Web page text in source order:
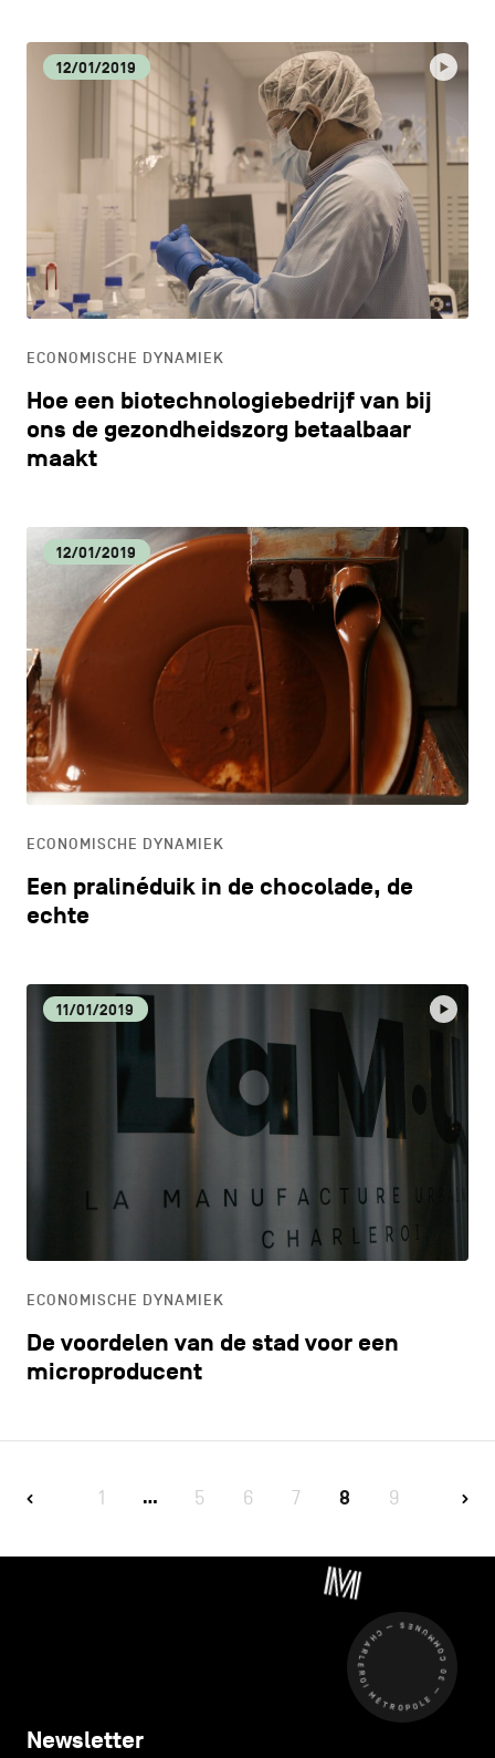
12/01/2019
ECONOMISCHE DYNAMIEK
Hoe een biotechnologiebedrijf van bij
ons de gezondheidszorg betaalbaar
maakt
12/01/2019
ECONOMISCHE DYNAMIEK
Een pralinéduik in de chocolade, de
echte
11/01/2019
ECONOMISCHE DYNAMIEK
De voordelen van de stad voor een
microproducent
1 … 5 6 7 8 9
CHARLEROI MÉTROPOLE — 30 COMMUNES —
Newsletter